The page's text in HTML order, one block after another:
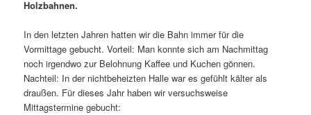
Holzbahnen.
In den letzten Jahren hatten wir die Bahn immer für die
Vormittage gebucht. Vorteil: Man konnte sich am Nachmittag
noch irgendwo zur Belohnung Kaffee und Kuchen gönnen.
Nachteil: In der nichtbeheizten Halle war es gefühlt kälter als
draußen. Für dieses Jahr haben wir versuchsweise
Mittagstermine gebucht: